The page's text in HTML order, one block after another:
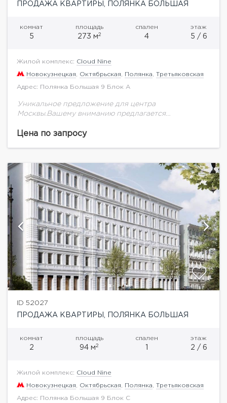
ПРОДАЖА КВАРТИРЫ, ПОЛЯНКА БОЛЬШАЯ
комнат
5
площадь
273 м2
спален
4
этаж
5 / 6
Жилой комплекс: Cloud Nine
Новокузнецкая Октябрьская Полянка Третьяковская
Адрес: Полянка Большая 9 Блок А
Уникальное предложение для центра
Москвы.Вашему вниманию предлагается
кв.м на 5-6 этаже.Гостиная 75 кв.м с панорамными
Цена по запросу
ID 52027
ПРОДАЖА КВАРТИРЫ, ПОЛЯНКА БОЛЬШАЯ
комнат
2
площадь
94 м2
спален
1
этаж
2 / 6
Жилой комплекс: Cloud Nine
Новокузнецкая Октябрьская Полянка Третьяковская
Адрес: Полянка Большая 9 Блок C